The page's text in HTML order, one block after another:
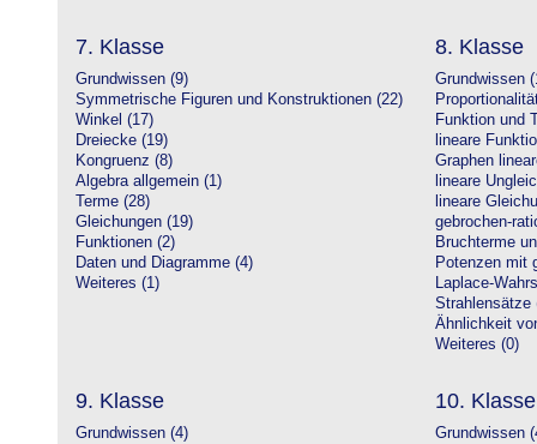
7. Klasse
Grundwissen (9)
Symmetrische Figuren und Konstruktionen (22)
Winkel (17)
Dreiecke (19)
Kongruenz (8)
Algebra allgemein (1)
Terme (28)
Gleichungen (19)
Funktionen (2)
Daten und Diagramme (4)
Weiteres (1)
8. Klasse
Grundwissen
Funktion und
lineare
Graphen
lineare
lineare
gebrochen-
Bruchterme
Potenzen mit
Laplace-
Strahlensätze
Ähnlichkeit
Weiteres (0)
9. Klasse
Grundwissen (4)
10. Klasse
Grundwissen